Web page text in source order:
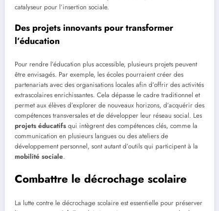
catalyseur pour l’insertion sociale.
Des projets innovants pour transformer
l’éducation
Pour rendre l’éducation plus accessible, plusieurs projets peuvent
être envisagés. Par exemple, les écoles pourraient créer des
partenariats avec des organisations locales afin d’offrir des activités
extrascolaires enrichissantes. Cela dépasse le cadre traditionnel et
permet aux élèves d’explorer de nouveaux horizons, d’acquérir des
compétences transversales et de développer leur réseau social. Les
projets éducatifs qui intègrent des compétences clés, comme la
communication en plusieurs langues ou des ateliers de
développement personnel, sont autant d’outils qui participent à la
mobilité sociale.
Combattre le décrochage scolaire
La lutte contre le décrochage scolaire est essentielle pour préserver